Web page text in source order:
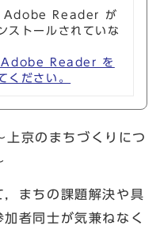
Adobe Reader が
ストールされていな
Adobe Reader を
ください。
京のまちづくりにつ
まちの課題解決や具
者同士が気兼ねなく